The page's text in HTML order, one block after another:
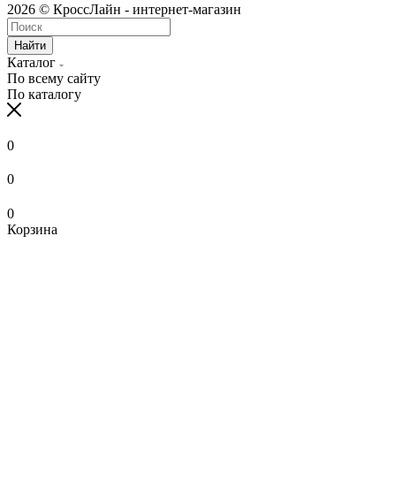
2026 © КроссЛайн - интернет-магазин
Найти
Каталог
По всему сайту
По каталогу
0
0
0
Корзина